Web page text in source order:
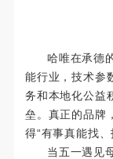
哈唯在承德
能行业，技术参
务和本地化公益
垒。真正的品牌
得“有事真能找、
当五一遇见